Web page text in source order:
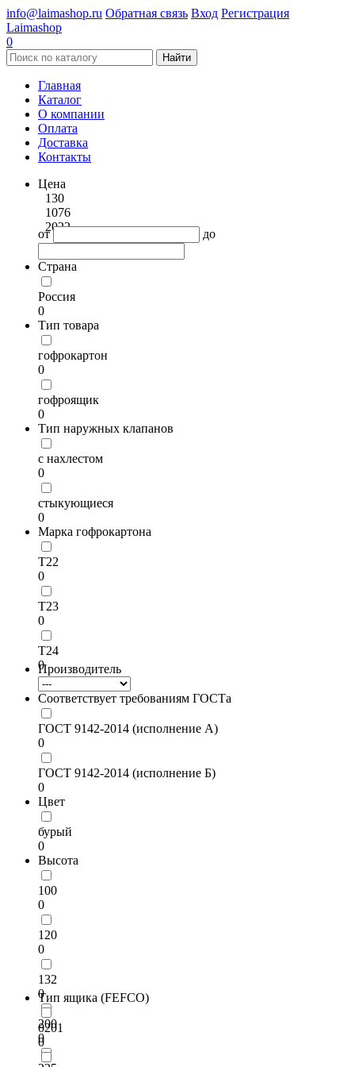
info@laimashop.ru Обратная связь Вход Регистрация
Laimashop
0
Найти
Главная
Каталог
О компании
Оплата
Доставка
Контакты
Цена
130
1076
2022
от до
Страна
Россия
0
Тип товара
гофрокартон
0
гофроящик
0
Тип наружных клапанов
с нахлестом
0
стыкующиеся
0
Марка гофрокартона
Т22
0
Т23
0
Т24
0
Производитель
Соответствует требованиям ГОСТа
ГОСТ 9142-2014 (исполнение А)
0
ГОСТ 9142-2014 (исполнение Б)
0
Цвет
бурый
0
Высота
100
0
120
0
132
0
200
0
Тип ящика (FEFCO)
0201
0